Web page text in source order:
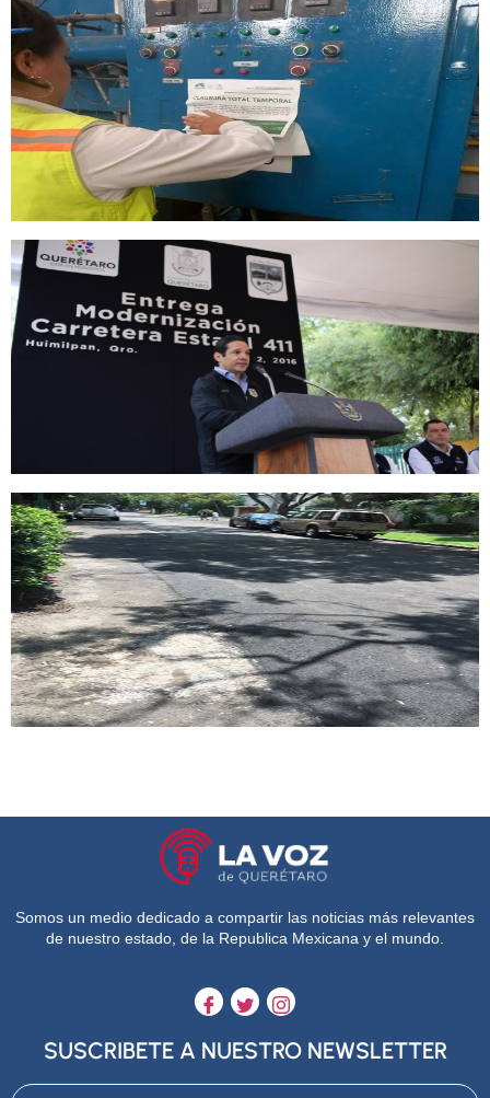
Somos un medio dedicado a compartir las noticias más relevantes
de nuestro estado, de la Republica Mexicana y el mundo.
SUSCRIBETE A NUESTRO NEWSLETTER